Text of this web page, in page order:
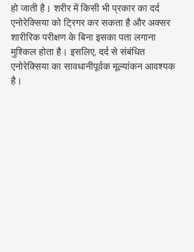
हो जाती है। शरीर में किसी भी प्रकार का दर्द
एनोरेक्सिया को ट्रिगर कर सकता है और अक्सर
शारीरिक परीक्षण के बिना इसका पता लगाना
मुश्किल होता है। इसलिए, दर्द से संबंधित
एनोरेक्सिया का सावधानीपूर्वक मूल्यांकन आवश्यक
है।